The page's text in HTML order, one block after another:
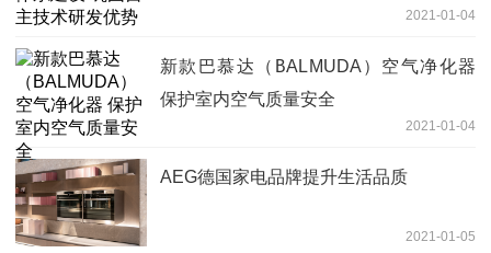
2021-01-04
新款巴慕达（BALMUDA）空气净化器
保护室内空气质量安全
2021-01-04
AEG德国家电品牌提升生活品质
2021-01-05